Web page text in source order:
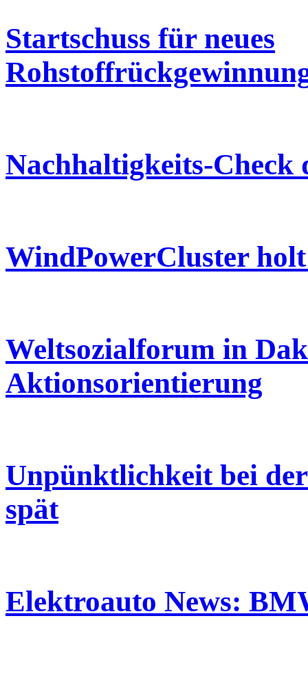
Startschuss für neues
Nachhaltigkeits-Check
WindPowerCluster
Weltsozialforum in
Aktionsorientierung
Unpünktlichkeit bei
spät
Elektroauto News: